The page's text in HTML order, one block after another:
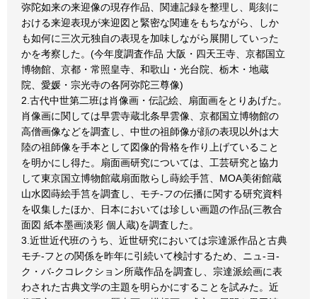
弥陀如来の来迎像の現存作品、関連記録を整理し、彫刻に
おける来迎表現が来迎図と緊密な関連をもちながら、しか
も如何に三次元独自の表現を加味しながら展開していった
かを考察した。(今年度調査作品 大阪・四天王寺、京都国立
博物館、京都・常照皇寺、和歌山・光台院、栃木・地蔵
院、愛媛・宗光寺の各阿弥陀三尊像)
2.古代中世第二班は肖像画・伝記絵、扇面画をとりあげた。
肖像画に関しては早雲寺蔵北条早雲像、京都国立博物館の
高僧画像などを調査し、中世の祖師像が顔の表現以外は大
陸の祖師像を手本として図像的骨格を作り上げていること
を明かにし得た。扇面画研究については、工芸研究と協力
して東京国立博物館蔵扇面散らし蒔絵手筥、MOA美術館蔵
山水図蒔絵手筥を調査し、モチ-フの伝播に関する研究資料
を収集したほか、日本においては珍しい画題の作品(三教合
面図 紙本墨画淡彩 個人蔵)を調査した。
3.近世近代班のうち、近世研究においては宗達派作品と古典
モチ-フとの関係を昨年に引続いて検討するため、ニュ-ヨ-
ク・バ-クコレクション所蔵作品を調査し、宗達派絵画に表
わされた古典文学の主題を明らかにすることを試みた。近